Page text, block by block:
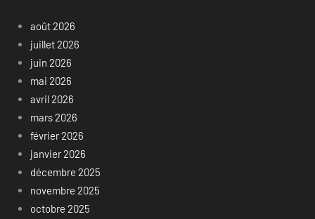
août 2026
juillet 2026
juin 2026
mai 2026
avril 2026
mars 2026
février 2026
janvier 2026
décembre 2025
novembre 2025
octobre 2025